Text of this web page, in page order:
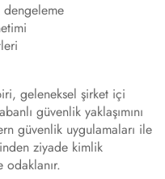
geleneksel şirket içi
güvenlik yaklaşımını
güvenlik uygulamaları ile
ziyade kimlik